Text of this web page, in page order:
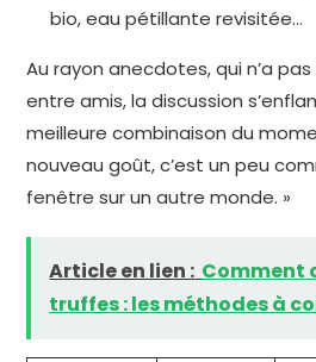
bio, eau pétillante revisitée…
Au rayon anecdotes, qui n’a
entre amis, la discussion
meilleure combinaison du
nouveau goût, c’est un peu
fenêtre sur un autre monde. »
Article en lien : Comment
truffes : les méthodes à